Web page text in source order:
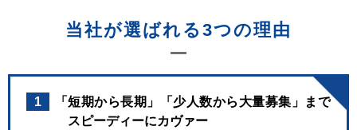
当社が選ばれる3つの理由
1
「短期から長期」「少人数から大量募集」まで
スピーディーにカヴァー